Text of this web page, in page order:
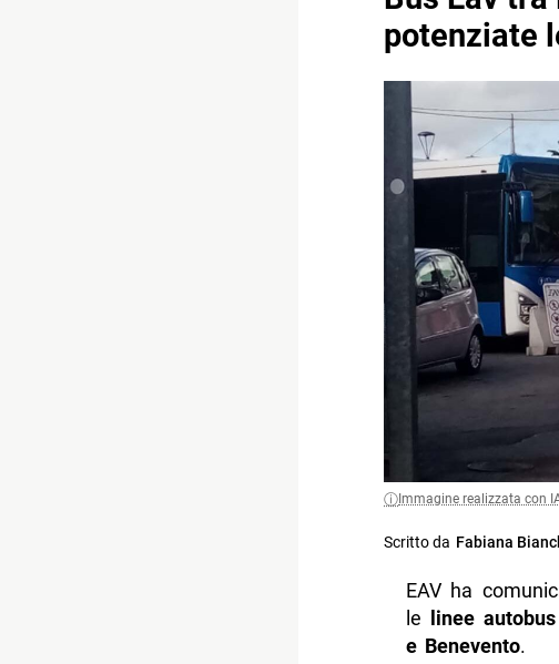
potenziate
Immagine realizzata con
Scritto da Fabiana
EAV ha
le linee
e Benevento.